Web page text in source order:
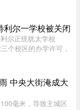
111 ...
尔一学校被关闭
尔正统犹太学校
个校区的办学许可，
学校 ...
中央大街淹成大
毫米，导致主城区